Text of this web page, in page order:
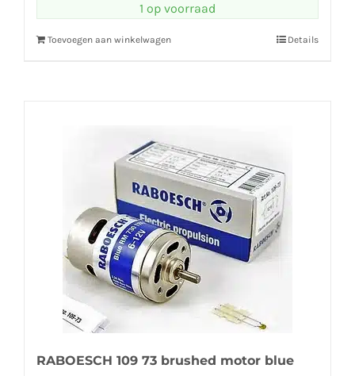
1 op voorraad
Toevoegen aan winkelwagen Details
RABOESCH 109 73 brushed motor blue